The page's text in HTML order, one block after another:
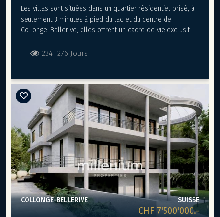
Les villas sont situées dans un quartier résidentiel prisé, à
seulement 3 minutes à pied du lac et du centre de
Collonge-Bellerive, elles offrent un cadre de vie exclusif.
Rez-de-chaussée
le jardin
Cuisine contemporaine avec îlot central, cellier
attenant et salle à manger élégante, équipée
d’appareils électroménager haut de gamme type V-
ZUG / GAGGENAU pour un confort optimal au quotidien
Étage
Quatre superbes chambres en suite, chacune offrant
intimité, confort et salle de bains privative aux finitions
raffinées.
Sous-sol
Niveau entièrement aménagé et chauffé, conçu comme
un espace de détente et de loisirs
Buanderie équipée
234 276 Jours
COLLONGE-BELLERIVE SUISSE
CHF 7'500'000.-